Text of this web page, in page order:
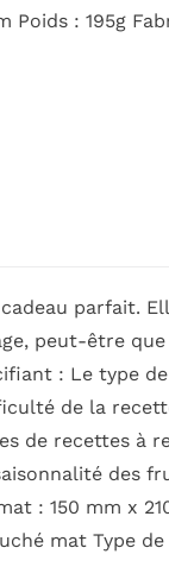
Poids : 195g
parfait.
peut-être
: Le type
de la
de recettes à
des
: 150 mm x
mat Type